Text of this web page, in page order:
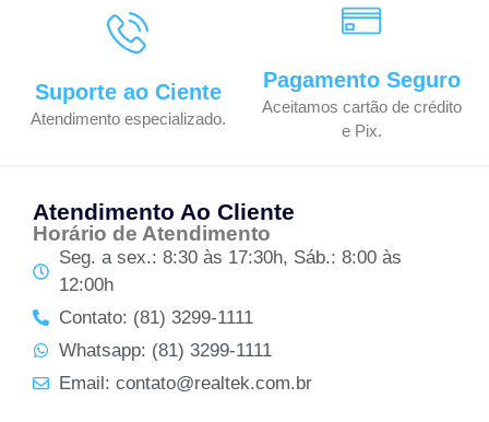
Suporte ao Ciente
Atendimento especializado.
Pagamento Seguro
Aceitamos cartão de crédito
e Pix.
Atendimento Ao Cliente
Horário de Atendimento
Seg. a sex.: 8:30 às 17:30h, Sáb.: 8:00 às
12:00h
Contato: (81) 3299-1111
Whatsapp: (81) 3299-1111
Email: contato@realtek.com.br